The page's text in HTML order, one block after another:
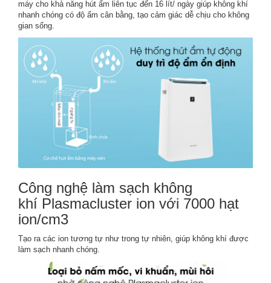
máy cho khả năng hút ẩm liên tục đến 16 lít/ ngày giúp không khí
nhanh chóng có độ ẩm cân bằng, tạo cảm giác dễ chịu cho không
gian sống.
Công nghệ làm sạch không
khí Plasmacluster ion với 7000 hạt
ion/cm3
Tạo ra các ion tương tự như trong tự nhiên, giúp không khí được
làm sạch nhanh chóng.